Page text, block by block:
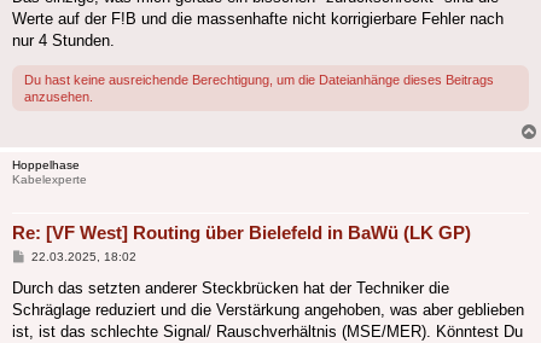
Werte auf der F!B und die massenhafte nicht korrigierbare Fehler nach
nur 4 Stunden.
Du hast keine ausreichende Berechtigung, um die Dateianhänge dieses Beitrags
anzusehen.
Hoppelhase
Kabelexperte
Re: [VF West] Routing über Bielefeld in BaWü (LK GP)
Beitrag
22.03.2025, 18:02
Durch das setzten anderer Steckbrücken hat der Techniker die
Schräglage reduziert und die Verstärkung angehoben, was aber geblieben
ist, ist das schlechte Signal/ Rauschverhältnis (MSE/MER). Könntest Du